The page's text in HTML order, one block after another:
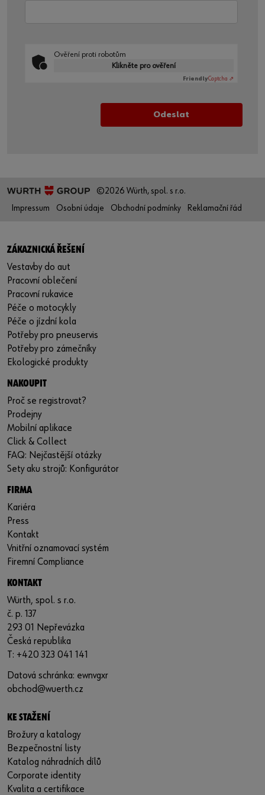
Ověření proti robotům
Klikněte pro ověření
FriendlyCaptcha ⇗
©2026 Würth, spol. s r.o.
Impressum
Osobní údaje Obchodní podmínky Reklamační řád
ZÁKAZNICKÁ ŘEŠENÍ
Vestavby do aut
Pracovní oblečení
Pracovní rukavice
Péče o motocykly
Péče o jízdní kola
Potřeby pro pneuservis
Potřeby pro zámečníky
Ekologické produkty
NAKOUPIT
Proč se registrovat?
Prodejny
Mobilní aplikace
Click & Collect
FAQ: Nejčastější otázky
Sety aku strojů: Konfigurátor
FIRMA
Kariéra
Press
Kontakt
Vnitřní oznamovací systém
Firemní Compliance
KONTAKT
Würth, spol. s r.o.
č. p. 137
293 01 Nepřevázka
Česká republika
T: +420 323 041 141
Datová schránka: ewnvgxr
obchod@wuerth.cz
KE STAŽENÍ
Brožury a katalogy
Bezpečnostní listy
Katalog náhradních dílů
Corporate identity
Kvalita a certifikace